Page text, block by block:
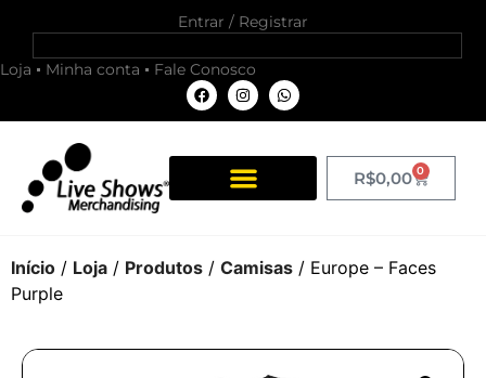
Entrar / Registrar
Loja Minha conta Fale Conosco
R$0,00 0
Início / Loja / Produtos / Camisas / Europe – Faces
Purple